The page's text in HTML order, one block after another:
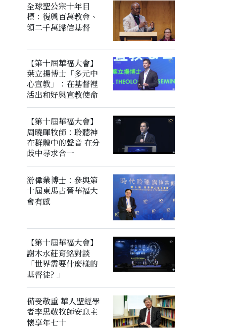
全球聖公宗十年目
標：復興百萬教會、
領二千萬歸信基督
【第十屆華福大會】
葉立揚博士「多元中
心宣教」：在基督裡
活出和好與宣教使命
【第十屆華福大會】
周曉暉牧師：聆聽神
在群體中的聲音 在分
歧中尋求合一
游偉業博士：參與第
十屆東馬古晉華福大
會有感
【第十屆華福大會】
謝木水莊育銘對談
「世界需要什麼樣的
基督徒? 」
備受敬重 華人聖經學
者李思敬牧師安息主
懷享年七十